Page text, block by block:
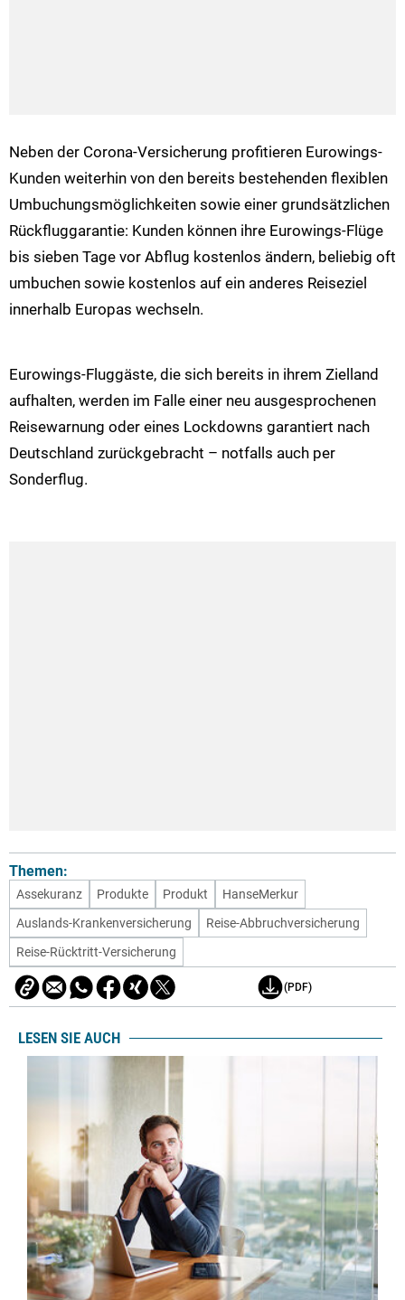
Neben der Corona-Versicherung profitieren Eurowings-
Kunden weiterhin von den bereits bestehenden flexiblen
Umbuchungsmöglichkeiten sowie einer grundsätzlichen
Rückfluggarantie: Kunden können ihre Eurowings-Flüge
bis sieben Tage vor Abflug kostenlos ändern, beliebig oft
umbuchen sowie kostenlos auf ein anderes Reiseziel
innerhalb Europas wechseln.
Eurowings-Fluggäste, die sich bereits in ihrem Zielland
aufhalten, werden im Falle einer neu ausgesprochenen
Reisewarnung oder eines Lockdowns garantiert nach
Deutschland zurückgebracht – notfalls auch per
Sonderflug.
Themen:
Assekuranz Produkte Produkt
HanseMerkur
Auslands-Krankenversicherung
Reise-Abbruchversicherung
Reise-Rücktritt-Versicherung
(PDF)
LESEN SIE AUCH